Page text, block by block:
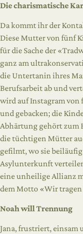
Die charismatische
Da kommt ihr der
Diese Mutter von fünf
für die Sache der
ganz am
die Untertanin ihres
Berufsarbeit ab und
wird auf Instagram von
und gebacken; die
Abhärtung gehört zum
die tüchtigen Mütter
gefilmt, wo sie
Asylunterkunft
eine unheilige Allianz
dem Motto «Wir tragen
Noah will Trennung
Jana, frustriert, einsam